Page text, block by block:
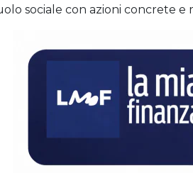
sociale con azioni concrete e